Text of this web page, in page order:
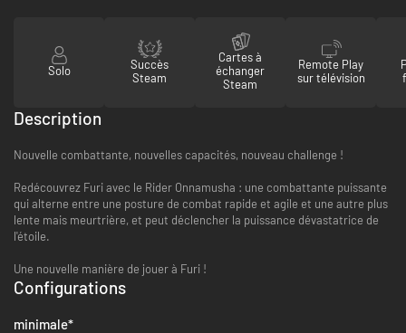
Solo
Succès
Steam
Cartes à
échanger
Steam
Remote Play
sur télévision
Description
Nouvelle combattante, nouvelles capacités, nouveau challenge !
Redécouvrez Furi avec le Rider Onnamusha : une combattante puissante
qui alterne entre une posture de combat rapide et agile et une autre plus
lente mais meurtrière, et peut déclencher la puissance dévastatrice de
l'étoile.
Une nouvelle manière de jouer à Furi !
Configurations
minimale*